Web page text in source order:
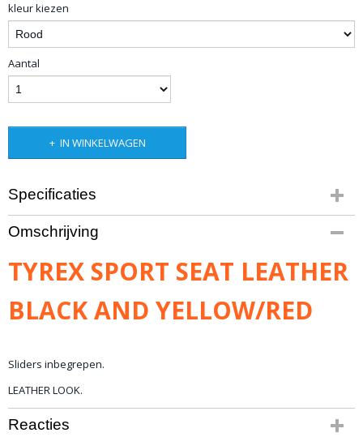
kleur kiezen
Aantal
IN WINKELWAGEN
Specificaties
Productcode
1671-419
Bruto gewicht
18,00 Kg
Omschrijving
TYREX SPORT SEAT LEATHER
BLACK AND YELLOW/RED
Sliders inbegrepen.
LEATHER LOOK.
Reacties